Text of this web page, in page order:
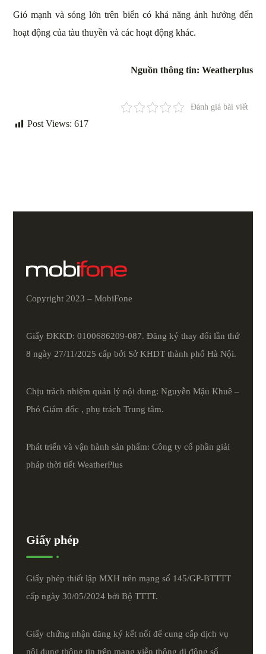
Gió mạnh và sóng lớn trên biển có khả năng ảnh hưởng đến
hoạt động của tàu thuyền và các hoạt động khác.
Nguồn thông tin: Weatherplus
Đánh giá bài viết
Post Views: 617
Copyright 2023 – MobiFone
Giấy ĐKKD: 0100686209-087. Đăng ký thay đổi lần thứ
8 ngày 27/11/2025 cấp bởi Sở KHDT thành phố Hà Nội.
Chịu trách nhiệm quản lý nội dung: Nguyễn Mậu Khuê –
Phó Giám đốc , phụ trách Trung tâm.
Phát triển và vận hành sản phẩm: Công ty cổ phần giải
pháp thời tiếtWeatherPlus
Giấy phép
Giấy phép thiết lập MXH trên mạng số 145/GP-BTTTT
cấp ngày 30/05/2024 bởi Bộ TTTT.
Giấy chứng nhận đăng ký kết nối để cung cấp dịch vụ
nội dung thông tin trên mạng viễn thông di động số